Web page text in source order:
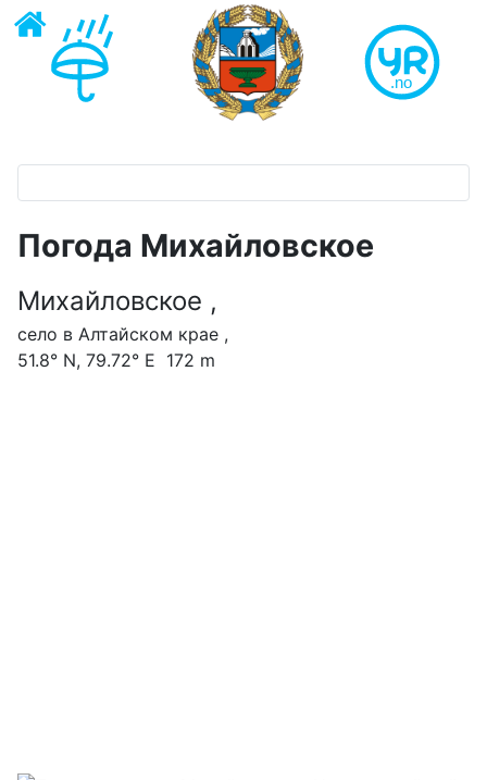
Погода Михайловское
Михайловское ,
село в Алтайском крае ,
51.8° N, 79.72° E 172 m